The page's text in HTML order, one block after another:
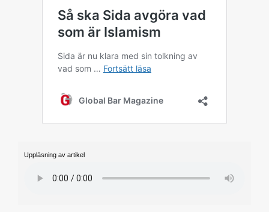
Uppläsning av artikel